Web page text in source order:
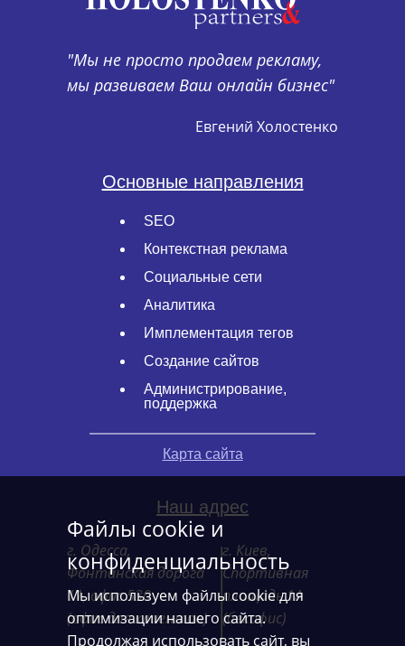
"Мы не просто продаем рекламу,
мы развиваем Ваш онлайн бизнес"
Евгений Холостенко
Основные направления
SEO
Контекстная реклама
Социальные сети
Аналитика
Имплементация тегов
Создание сайтов
Администрирование,
поддержка
Карта сайта
Наш адрес
г. Одесса,
Фонтанская дорога
11, офис 530
(офис для клиентов)
г. Киев,
Спортивная
площадь 1А
(бекофис)
Файлы cookie и
конфиденциальность
Мы используем файлы cookie для
оптимизации нашего сайта.
Продолжая использовать сайт, вы